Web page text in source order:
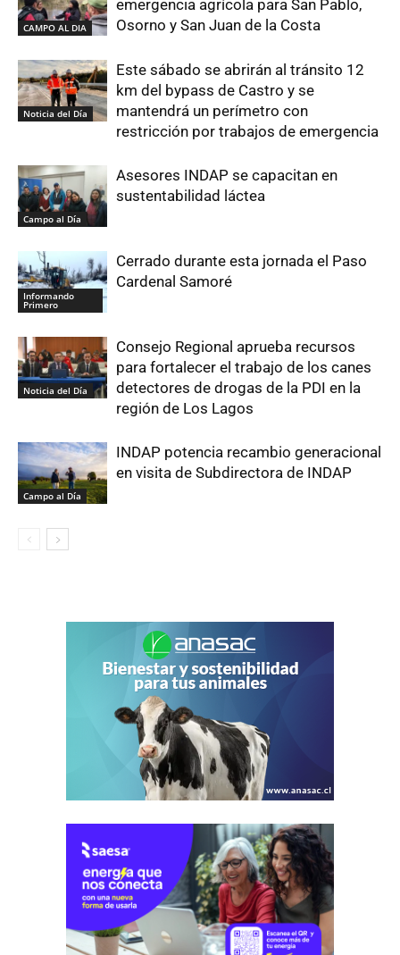
CAMPO AL DIA
emergencia agrícola para San Pablo,
Osorno y San Juan de la Costa
Noticia del Día
Este sábado se abrirán al tránsito 12
km del bypass de Castro y se
mantendrá un perímetro con
restricción por trabajos de emergencia
Campo al Día
Asesores INDAP se capacitan en
sustentabilidad láctea
Informando
Primero
Cerrado durante esta jornada el Paso
Cardenal Samoré
Noticia del Día
Consejo Regional aprueba recursos
para fortalecer el trabajo de los canes
detectores de drogas de la PDI en la
región de Los Lagos
Campo al Día
INDAP potencia recambio generacional
en visita de Subdirectora de INDAP